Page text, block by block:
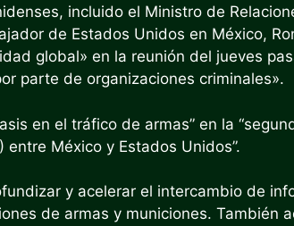
incluido el Ministro de
de Estados Unidos en México,
global» en la reunión del jueves
parte de organizaciones criminales».
en el tráfico de armas” en la
México y Estados Unidos”.
y acelerar el intercambio de
de armas y municiones. También